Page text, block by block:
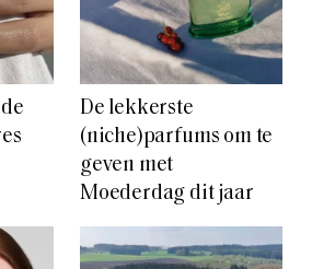
De lekkerste
(niche)parfums om te
geven met
Moederdag dit jaar